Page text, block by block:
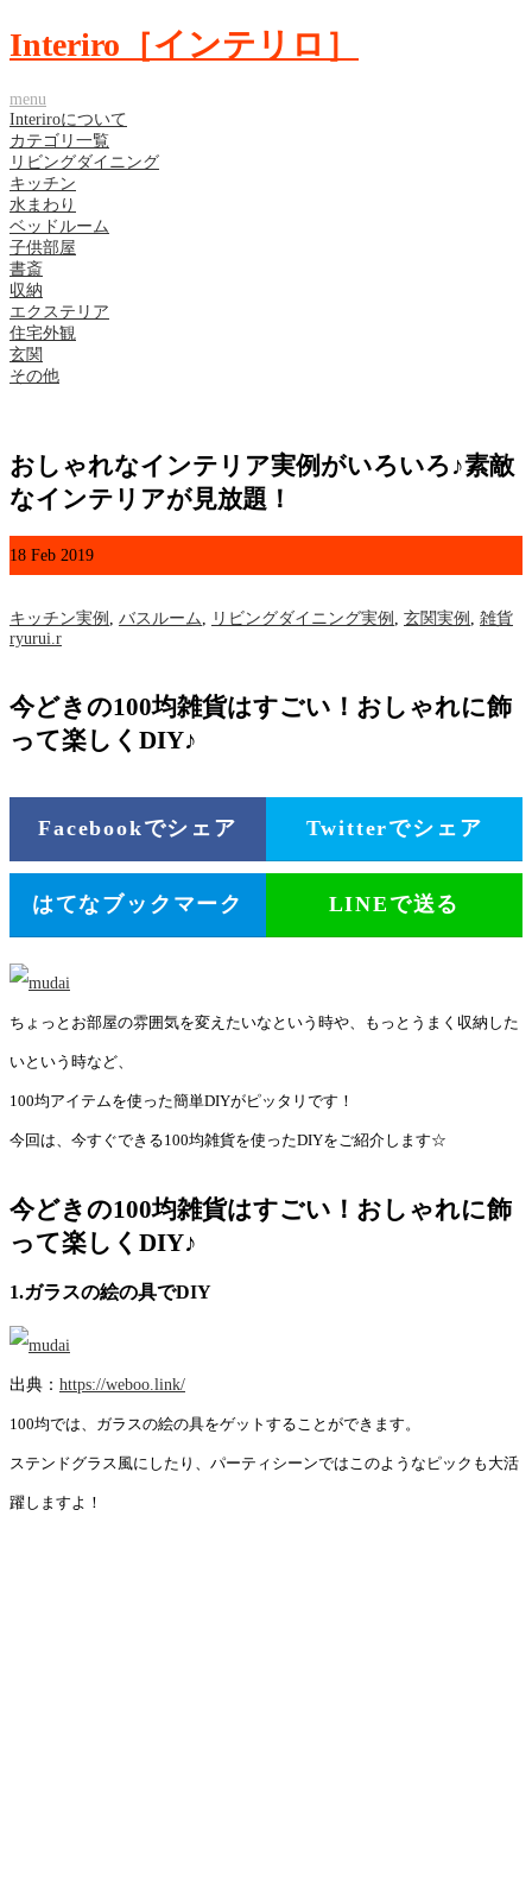
Interiro［インテリロ］
menu
Interiroについて
カテゴリ一覧
リビングダイニング
キッチン
水まわり
ベッドルーム
子供部屋
書斎
収納
エクステリア
住宅外観
玄関
その他
おしゃれなインテリア実例がいろいろ♪素敵
なインテリアが見放題！
18 Feb 2019
キッチン実例 , バスルーム, リビングダイニング実例 , 玄関実例 , 雑貨
ryurui.r
今どきの100均雑貨はすごい！おしゃれに飾
って楽しくDIY♪
Facebookでシェア Twitterでシェア
はてなブックマーク LINEで送る
ちょっとお部屋の雰囲気を変えたいなという時や、もっとうまく収納した
いという時など、
100均アイテムを使った簡単DIYがピッタリです！
今回は、今すぐできる100均雑貨を使ったDIYをご紹介します☆
今どきの100均雑貨はすごい！おしゃれに飾
って楽しくDIY♪
1.ガラスの絵の具でDIY
出典： https://weboo.link/
100均では、ガラスの絵の具をゲットすることができます。
ステンドグラス風にしたり、パーティシーンではこのようなピックも大活
躍しますよ！